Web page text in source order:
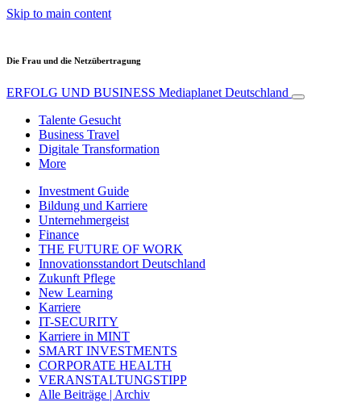
Skip to main content
Die Frau und die Netzübertragung
ERFOLG UND BUSINESS Mediaplanet Deutschland
Talente Gesucht
Business Travel
Digitale Transformation
More
Investment Guide
Bildung und Karriere
Unternehmergeist
Finance
THE FUTURE OF WORK
Innovationsstandort Deutschland
Zukunft Pflege
New Learning
Karriere
IT-SECURITY
Karriere in MINT
SMART INVESTMENTS
CORPORATE HEALTH
VERANSTALTUNGSTIPP
Alle Beiträge | Archiv